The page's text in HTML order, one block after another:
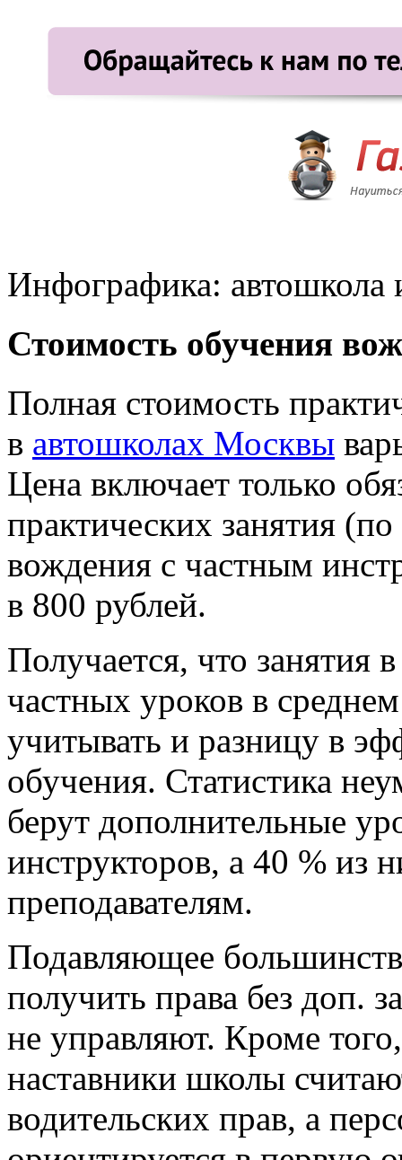
Инфографика: автошкола
Стоимость обучения
Полная стоимость
в автошколах Москвы
Цена включает только
практических занятия
вождения с частным
в 800 рублей.
Получается, что занятия
частных уроков в
учитывать и разницу в
обучения. Статистика
берут дополнительные
инструкторов, а 40 % из
преподавателям.
Подавляющее
получить права без доп.
не управляют. Кроме
наставники школы
водительских прав, а